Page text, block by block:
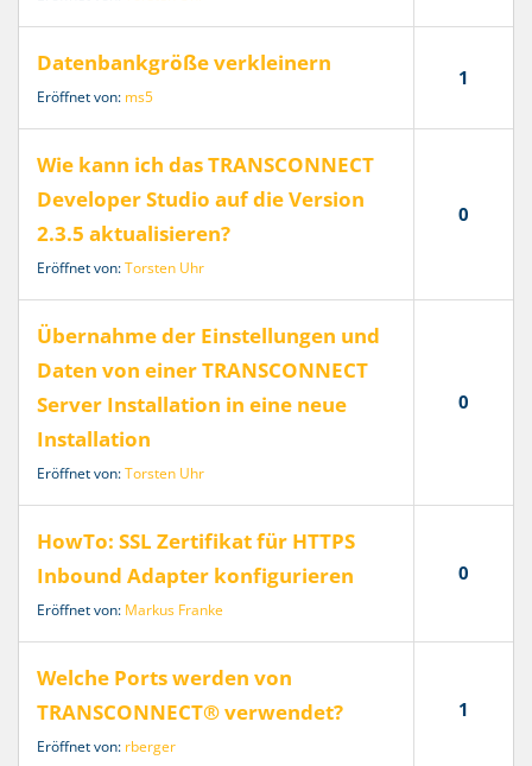
Datenbankgröße verkleinern
Eröffnet von: ms5
1
Wie kann ich das TRANSCONNECT
Developer Studio auf die Version
2.3.5 aktualisieren?
Eröffnet von:Torsten Uhr
0
Übernahme der Einstellungen und
Daten von einer TRANSCONNECT
Server Installation in eine neue
Installation
Eröffnet von:Torsten Uhr
0
HowTo: SSL Zertifikat für HTTPS
Inbound Adapter konfigurieren
Eröffnet von: Markus Franke
0
Welche Ports werden von
TRANSCONNECT® verwendet?
Eröffnet von: rberger
1